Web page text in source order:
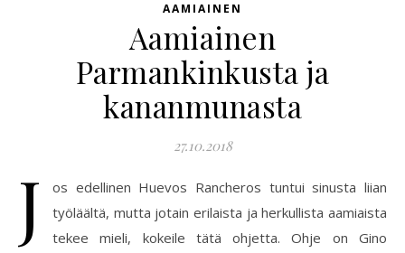
AAMIAINEN
Aamiainen
Parmankinkusta ja
kananmunasta
27.10.2018
J
os edellinen Huevos Rancheros tuntui sinusta liian
työläältä, mutta jotain erilaista ja herkullista aamiaista
tekee mieli, kokeile tätä ohjetta. Ohje on Gino